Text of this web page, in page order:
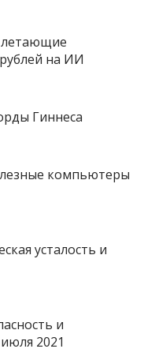
летающие
на ИИ
Гиннеса
компьютеры
усталость и
и
2021